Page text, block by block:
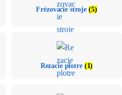
Frézovacie stroje (5)
Rezacie plotre (1)